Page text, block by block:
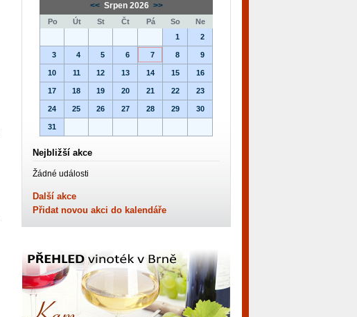
<< Srpen 2026 >>
Po Út St Čt Pá So
Ne
1
2
3 4 5 6 7 8 9
10 11 12 13 14 15 16
17 18 19 20 21 22 23
24 25 26 27 28 29 30
31
Nejbližší akce
Žádné události
Další akce
Přidat novou akci do kalendáře